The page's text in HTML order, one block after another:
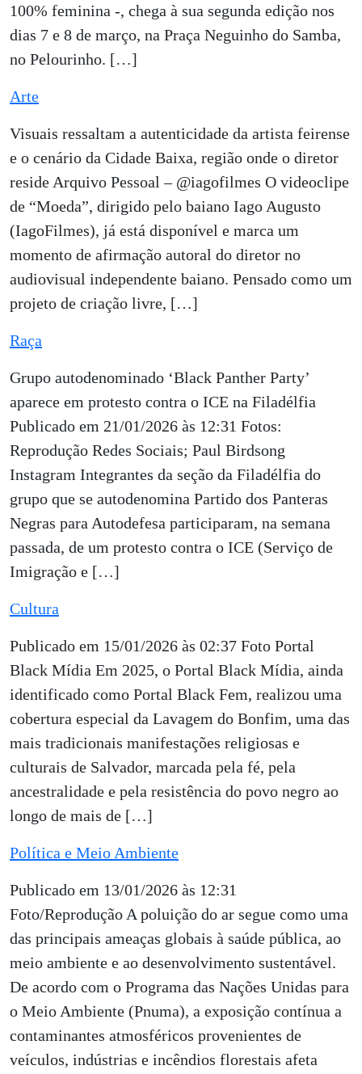
100% feminina -, chega à sua segunda edição nos
dias 7 e 8 de março, na Praça Neguinho do Samba,
no Pelourinho. […]
Arte
Visuais ressaltam a autenticidade da artista feirense
e o cenário da Cidade Baixa, região onde o diretor
reside Arquivo Pessoal – @iagofilmes O videoclipe
de “Moeda”, dirigido pelo baiano Iago Augusto
(IagoFilmes), já está disponível e marca um
momento de afirmação autoral do diretor no
audiovisual independente baiano. Pensado como um
projeto de criação livre, […]
Raça
Grupo autodenominado ‘Black Panther Party’
aparece em protesto contra o ICE na Filadélfia
Publicado em 21/01/2026 às 12:31 Fotos:
Reprodução Redes Sociais; Paul Birdsong
Instagram Integrantes da seção da Filadélfia do
grupo que se autodenomina Partido dos Panteras
Negras para Autodefesa participaram, na semana
passada, de um protesto contra o ICE (Serviço de
Imigração e […]
Cultura
Publicado em 15/01/2026 às 02:37 Foto Portal
Black Mídia Em 2025, o Portal Black Mídia, ainda
identificado como Portal Black Fem, realizou uma
cobertura especial da Lavagem do Bonfim, uma das
mais tradicionais manifestações religiosas e
culturais de Salvador, marcada pela fé, pela
ancestralidade e pela resistência do povo negro ao
longo de mais de […]
Política e Meio Ambiente
Publicado em 13/01/2026 às 12:31
Foto/Reprodução A poluição do ar segue como uma
das principais ameaças globais à saúde pública, ao
meio ambiente e ao desenvolvimento sustentável.
De acordo com o Programa das Nações Unidas para
o Meio Ambiente (Pnuma), a exposição contínua a
contaminantes atmosféricos provenientes de
veículos, indústrias e incêndios florestais afeta